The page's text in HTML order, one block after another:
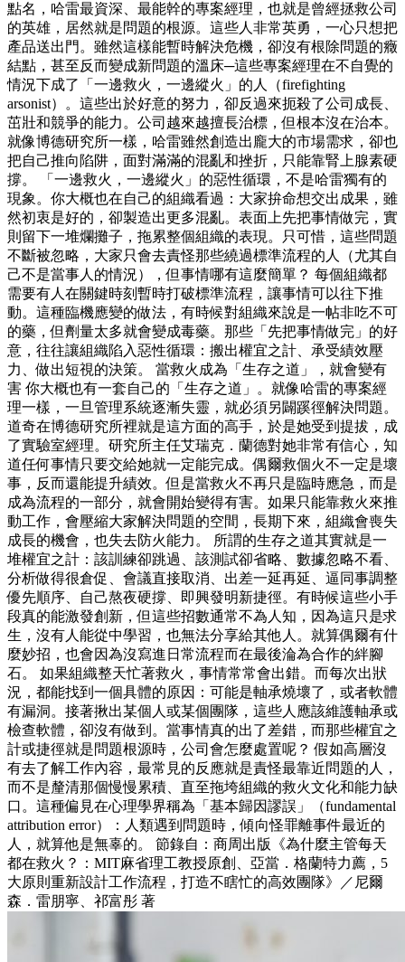
點名，哈雷最資深、最能幹的專案經理，也就是曾經拯救公司
的英雄，居然就是問題的根源。這些人非常英勇，一心只想把
產品送出門。雖然這樣能暫時解決危機，卻沒有根除問題的癥
結點，甚至反而變成新問題的溫床─這些專案經理在不自覺的
情況下成了「一邊救火，一邊縱火」的人（firefighting
arsonist）。這些出於好意的努力，卻反過來扼殺了公司成長、
茁壯和競爭的能力。公司越來越擅長治標，但根本沒在治本。
就像博德研究所一樣，哈雷雖然創造出龐大的市場需求，卻也
把自己推向陷阱，面對滿滿的混亂和挫折，只能靠腎上腺素硬
撐。 「一邊救火，一邊縱火」的惡性循環，不是哈雷獨有的
現象。你大概也在自己的組織看過：大家拚命想交出成果，雖
然初衷是好的，卻製造出更多混亂。表面上先把事情做完，實
則留下一堆爛攤子，拖累整個組織的表現。只可惜，這些問題
不斷被忽略，大家只會去責怪那些繞過標準流程的人（尤其自
己不是當事人的情況），但事情哪有這麼簡單？ 每個組織都
需要有人在關鍵時刻暫時打破標準流程，讓事情可以往下推
動。這種臨機應變的做法，有時候對組織來說是一帖非吃不可
的藥，但劑量太多就會變成毒藥。那些「先把事情做完」的好
意，往往讓組織陷入惡性循環：搬出權宜之計、承受績效壓
力、做出短視的決策。 當救火成為「生存之道」，就會變有
害 你大概也有一套自己的「生存之道」。就像哈雷的專案經
理一樣，一旦管理系統逐漸失靈，就必須另闢蹊徑解決問題。
道奇在博德研究所裡就是這方面的高手，於是她受到提拔，成
了實驗室經理。研究所主任艾瑞克．蘭德對她非常有信心，知
道任何事情只要交給她就一定能完成。偶爾救個火不一定是壞
事，反而還能提升績效。但是當救火不再只是臨時應急，而是
成為流程的一部分，就會開始變得有害。如果只能靠救火來推
動工作，會壓縮大家解決問題的空間，長期下來，組織會喪失
成長的機會，也失去防火能力。 所謂的生存之道其實就是一
堆權宜之計：該訓練卻跳過、該測試卻省略、數據忽略不看、
分析做得很倉促、會議直接取消、出差一延再延、逼同事調整
優先順序、自己熬夜硬撐、即興發明新捷徑。有時候這些小手
段真的能激發創新，但這些招數通常不為人知，因為這只是求
生，沒有人能從中學習，也無法分享給其他人。就算偶爾有什
麼妙招，也會因為沒寫進日常流程而在最後淪為合作的絆腳
石。 如果組織整天忙著救火，事情常常會出錯。而每次出狀
況，都能找到一個具體的原因：可能是軸承燒壞了，或者軟體
有漏洞。接著揪出某個人或某個團隊，這些人應該維護軸承或
檢查軟體，卻沒有做到。當事情真的出了差錯，而那些權宜之
計或捷徑就是問題根源時，公司會怎麼處置呢？ 假如高層沒
有去了解工作內容，最常見的反應就是責怪最靠近問題的人，
而不是釐清那個慢慢累積、直至拖垮組織的救火文化和能力缺
口。這種偏見在心理學界稱為「基本歸因謬誤」（fundamental
attribution error）：人類遇到問題時，傾向怪罪離事件最近的
人，就算他是無辜的。 節錄自：商周出版《為什麼主管每天
都在救火？：MIT麻省理工教授原創、亞當．格蘭特力薦，5
大原則重新設計工作流程，打造不瞎忙的高效團隊》／尼爾
森．雷朋寧、祁富彤 著